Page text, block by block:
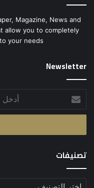
Magazine, News and
allow you to completely
your needs.
Newsletter
أدخل
بريدك
الإلكتروني
تصنيفات
تصنيفات